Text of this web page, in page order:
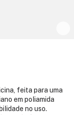
feita para uma
em poliamida
no uso.